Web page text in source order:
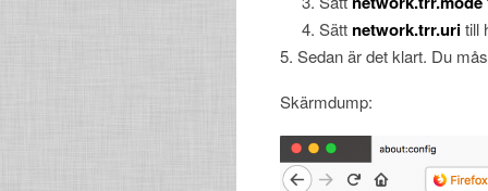
Sätt network.trr.uritill
Sedan är det klart. Du
Skärmdump: